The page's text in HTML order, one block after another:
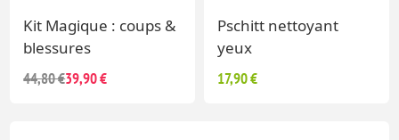
Kit Magique : coups &
blessures
44,80 €39,90 €
Pschitt nettoyant
yeux
17,90 €